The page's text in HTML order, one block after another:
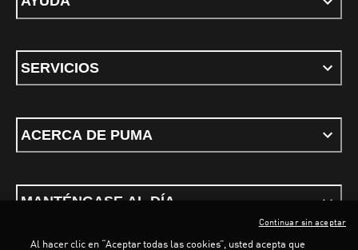
SERVICIOS
ACERCA DE PUMA
MANTÉNGASE AL DÍA
Al hacer clic en “Aceptar todas las cookies”, usted acepta que
Continuar sin aceptar